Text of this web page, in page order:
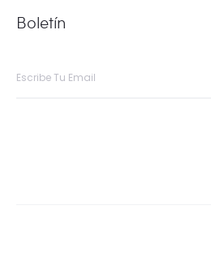
Boletín